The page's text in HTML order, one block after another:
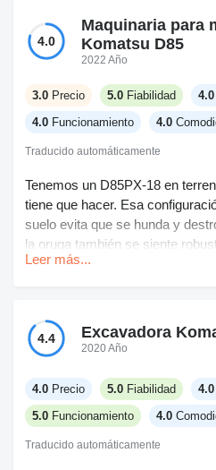
4.0
Maquinaria para
Komatsu D85
2022 Año
3.0 Precio 5.0 Fiabilidad 4.0
4.0 Funcionamiento 4.0
Traducido automáticamente
Tenemos un D85PX-18 en
tiene que hacer. Esa
suelo evita que se hunda y
la oruga también se siente
rodaje PLUS es de verdad si
El consumo de combustible no
apagado automático al ralentí
cuando los operarios se olvidan
descansos.
La comodidad es aceptable.
Leer más...
4.4 Excavadora
2020 Año
4.0 Precio 5.0 Fiabilidad 4.0
5.0 Funcionamiento 4.0
Traducido automáticamente